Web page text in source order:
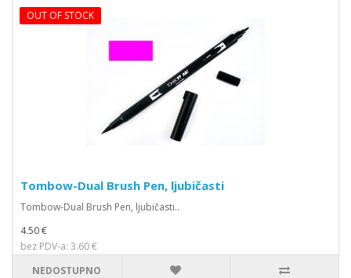
OUT OF STOCK
Tombow-Dual Brush Pen, ljubičasti
Tombow-Dual Brush Pen, ljubičasti..
4.50 €
bez PDV-a: 3.60 €
NEDOSTUPNO